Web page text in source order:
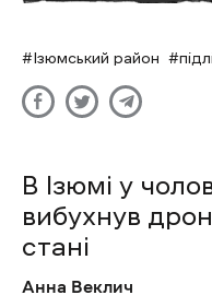
Ізюмський район
В Ізюмі у
вибухнув
стані
Анна Веклич